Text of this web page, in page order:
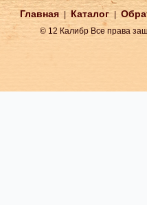
Главная Каталог
© 12 Калибр Все права